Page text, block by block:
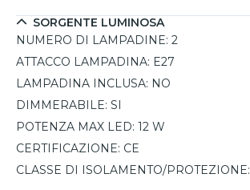
SORGENTE LUMINOSA
NUMERO DI LAMPADINE: 2
ATTACCO LAMPADINA: E27
LAMPADINA INCLUSA: NO
DIMMERABILE: SI
POTENZA MAX LED: 12 W
CERTIFICAZIONE: CE
CLASSE DI ISOLAMENTO/PROTEZIONE: